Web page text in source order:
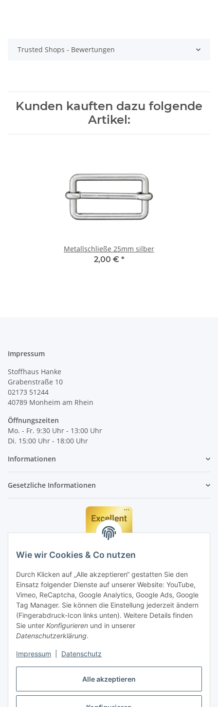
Alle akzeptieren
Wie wir Cookies & Co nutzen
Durch Klicken auf „Alle akzeptieren“ gestatten Sie den
Einsatz folgender Dienste auf unserer Website: YouTube,
Vimeo, ReCaptcha, Google Analytics, Google Ads, Google
Tag Manager. Sie können die Einstellung jederzeit ändern
(Fingerabdruck-Icon links unten). Weitere Details finden
Sie unter Konfigurieren und in unserer
Datenschutzerklärung.
Impressum Datenschutz
Trusted Shops - Bewertungen
Kunden kauften dazu folgende
Artikel:
Metallschließe 25mm silber
2,00 € *
Impressum
Stoffhaus Hanke
Grabenstraße 10
02173 51244
40789 Monheim am Rhein
Öffnungszeiten
Mo. - Fr. 9:30 Uhr - 13:00 Uhr
Di. 15:00 Uhr - 18:00 Uhr
Informationen
Gesetzliche Informationen
Vertrag widerrufen